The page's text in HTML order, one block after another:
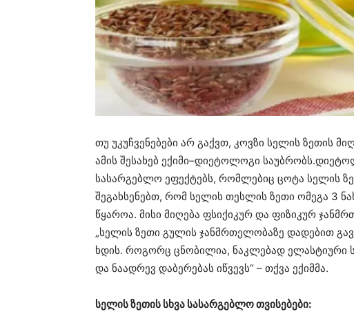
თუ უკუჩვენებები არ გაქვთ, კოვზი სელის ზეთის
ამის შესახებ ექიმი–დიეტოლოგი
სასარგებლო ეფექტებს, რომლებიც ცოტა სელის
შეგახსენებთ, რომ სელის თესლის ზეთი ომეგა 3
წყაროა. მისი მიღება ფსიქიკურ და ფიზიკურ
„სელის ზეთი გულის ჯანმრთელობაზე დადებით
ხდის. როგორც ცნობილია, ნაკლებად ელასტიური
და ნაადრევ დაბერებას იწვევს“ – თქვა ექიმმა.
სელის ზეთის სხვა სასარგებლო თვისებები: